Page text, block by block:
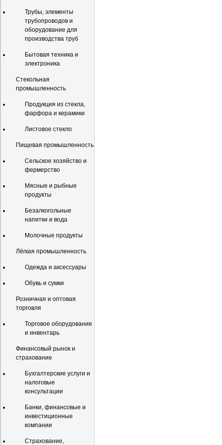
Трубы, элементы
трубопроводов и
оборудование для
производства труб
Бытовая техника и
электроника
Стекольная
промышленность
Продукция из стекла,
фарфора и керамики
Листовое стекло
Пищевая промышленность
Сельское хозяйство и
фермерство
Мясные и рыбные
продукты
Безалкогольные
напитки и вода
Молочные продукты
Лёгкая промышленность
Одежда и аксессуары
Обувь и сумки
Розничная и оптовая
торговля
Торговое оборудование
и инвентарь
Финансовый рынок и
страхование
Бухгалтерские услуги и
налоговые
консультации
Банки, финансовые и
инвестиционные
компании
Страхование,